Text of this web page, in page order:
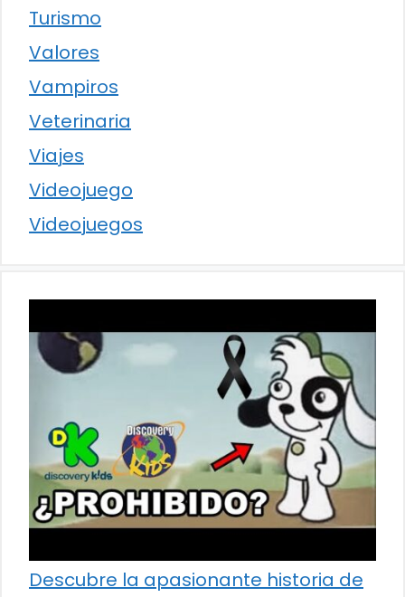
Turismo
Valores
Vampiros
Veterinaria
Viajes
Videojuego
Videojuegos
Descubre la apasionante historia de